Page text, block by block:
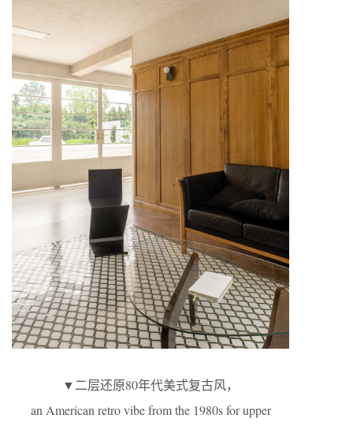
▼二层还原80年代美式复古风，
an American retro vibe from the 1980s for upper